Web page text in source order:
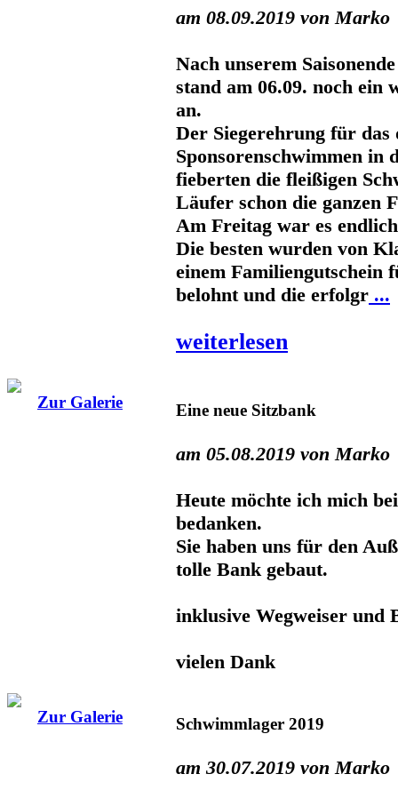
am 08.09.2019 von Marko
Nach unserem
stand am 06.09. noch ein
an.
Der Siegerehrung für das
Sponsorenschwimmen in
fieberten die fleißigen
Läufer schon die ganzen
Am Freitag war es
Die besten wurden von
einem Familiengutschein
belohnt und die erfolgr ...
weiterlesen
Zur Galerie Eine neue Sitzbank
am 05.08.2019 von Marko
Heute möchte ich mich
bedanken.
Sie haben uns für den
tolle Bank gebaut.
inklusive Wegweiser und
vielen Dank
Zur Galerie Schwimmlager 2019
am 30.07.2019 von Marko